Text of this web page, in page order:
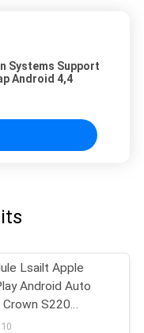
Systems Support
Android 4,4
Lsailt Apple
Android Auto
Crown S220
2018-2022